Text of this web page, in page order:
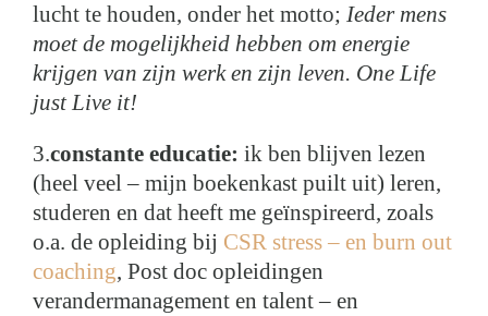
lucht te houden, onder het motto; Ieder mens
moet de mogelijkheid hebben om energie
krijgen van zijn werk en zijn leven. One Life
just Live it!
3.constante educatie: ik ben blijven lezen
(heel veel – mijn boekenkast puilt uit) leren,
studeren en dat heeft me geïnspireerd, zoals
o.a. de opleiding bij CSR stress – en burn out
coaching, Post doc opleidingen
verandermanagement en talent – en